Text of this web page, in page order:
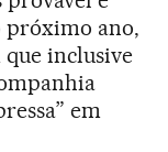
próximo ano,
inclusive
em